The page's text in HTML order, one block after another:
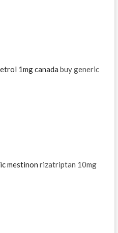
1mg canada buy generic
mestinon rizatriptan 10mg